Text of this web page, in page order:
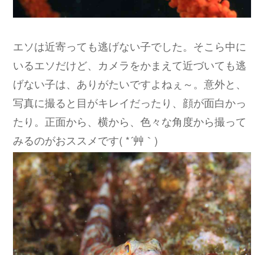
エソは近寄っても逃げない子でした。そこら中に
いるエソだけど、カメラをかまえて近づいても逃
げない子は、ありがたいですよねぇ～。意外と、
写真に撮ると目がキレイだったり、顔が面白かっ
たり。正面から、横から、色々な角度から撮って
みるのがおススメです( *´艸｀)